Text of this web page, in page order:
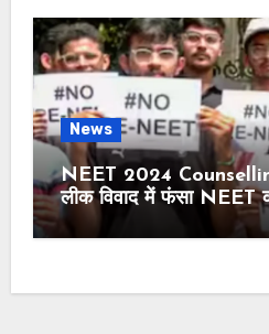
News
NEET 2024
लीक विवाद में फंसा NEET